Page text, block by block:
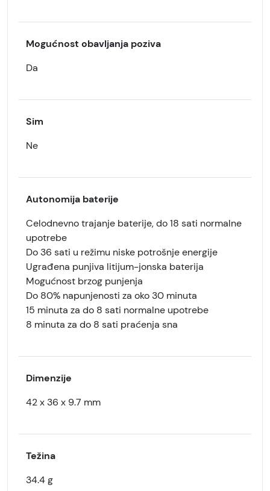
Mogućnost obavljanja poziva
Da
Sim
Ne
Autonomija baterije
Celodnevno trajanje baterije, do 18 sati normalne
upotrebe
Do 36 sati u režimu niske potrošnje energije
Ugrađena punjiva litijum-jonska baterija
Mogućnost brzog punjenja
Do 80% napunjenosti za oko 30 minuta
15 minuta za do 8 sati normalne upotrebe
8 minuta za do 8 sati praćenja sna
Dimenzije
42 x 36 x 9.7 mm
Težina
34.4 g